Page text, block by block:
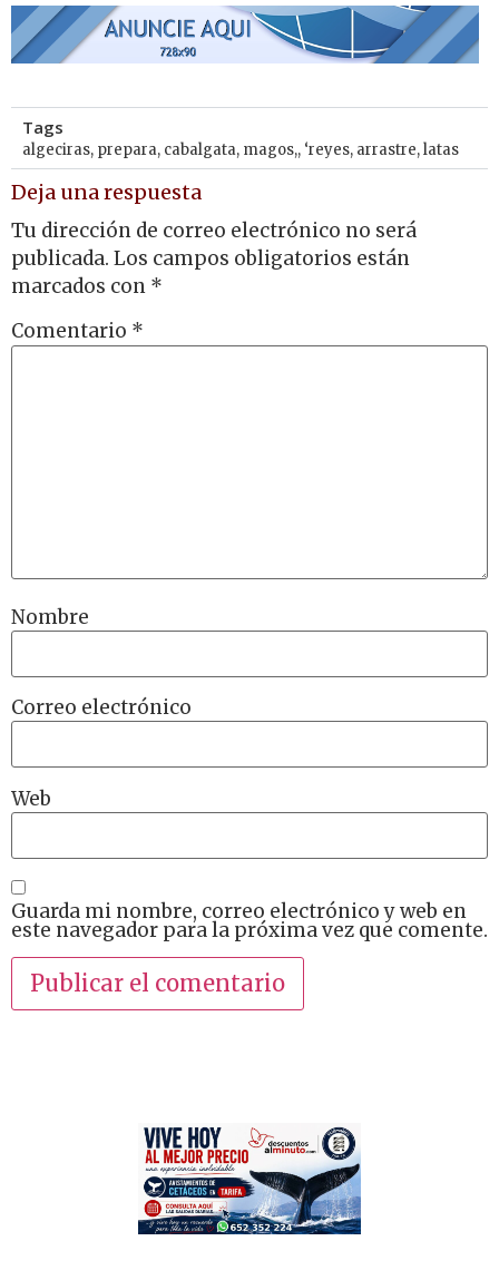
Tags
algeciras, prepara, cabalgata, magos,, ‘reyes, arrastre,latas
Deja una respuesta
Tu dirección de correo electrónico no será
publicada. Los campos obligatorios están
marcados con *
Comentario *
Nombre
Correo electrónico
Web
Guarda mi nombre, correo electrónico y web en
este navegador para la próxima vez que comente.